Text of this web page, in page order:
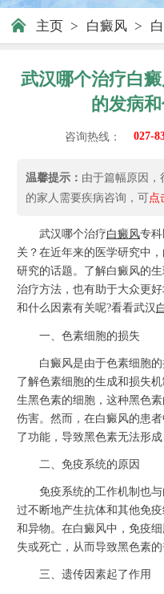
主页 > 白癜风 >
武汉哪个治疗白
的发病
咨询热线： 027-
温馨提示： 由于篇幅原因，
的家人需要疾病咨询，可点
武汉哪个治疗白癜风专
关？在近年来的医学研究中
研究的话题。了解白癜风的
治疗方法，也有助于大众更
和什么因素有关呢?看看武汉
一、色素细胞的损失
白癜风是由于色素细胞的
了解色素细胞的生成和损失
生黑色素的细胞，这种黑色
伤害。然而，在白癜风的患
了功能，导致黑色素无法形成
二、免疫系统的原因
免疫系统的工作机制也与
过不断地产生抗体和其他免
和异物。在白癜风中，免疫
失或死亡，从而导致黑色素的
三、遗传因素起了作用